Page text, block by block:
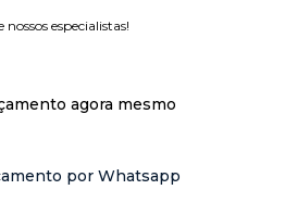
especialistas!
agora mesmo
por Whatsapp